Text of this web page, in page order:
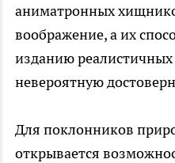
аниматронных
воображение, а их
изданию
невероятную
Для поклонников
открывается